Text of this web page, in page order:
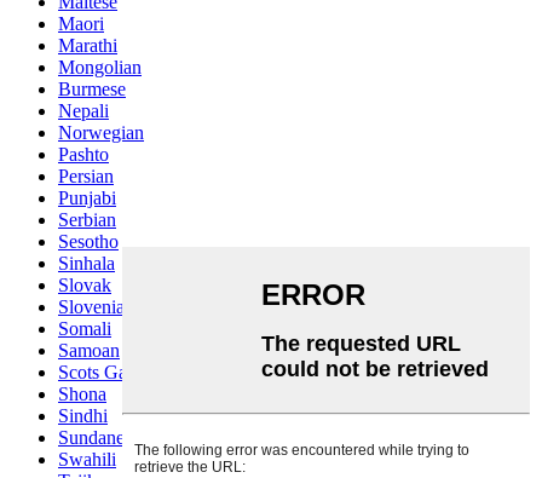
Maori
Marathi
Mongolian
Burmese
Nepali
Norwegian
Pashto
Persian
Punjabi
Serbian
Sesotho
Sinhala
Slovak
Slovenian
Somali
Samoan
Scots Gaelic
Shona
Sindhi
Sundanese
Swahili